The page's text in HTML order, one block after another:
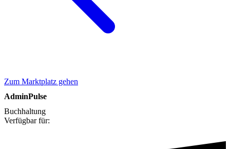
Zum Marktplatz gehen
AdminPulse
Buchhaltung
Verfügbar für: